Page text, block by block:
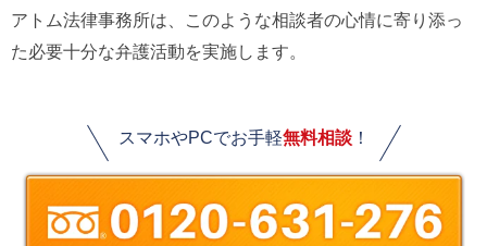
アトム法律事務所は、このような相談者の心情に寄り添っ
た必要十分な弁護活動を実施します。
スマホやPCでお手軽無料相談！